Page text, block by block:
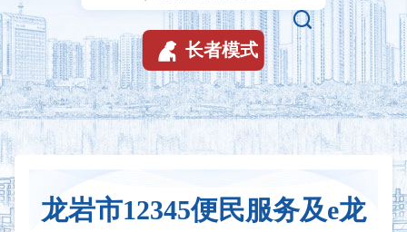

 长者模式
龙岩市12345便民服务及e龙